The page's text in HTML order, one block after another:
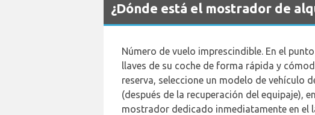
¿Dónde está el mostrador de
Número de vuelo imprescindible. En el
llaves de su coche de forma rápida y
reserva, seleccione un modelo de vehículo
(después de la recuperación del equipaje),
mostrador dedicado inmediatamente en el